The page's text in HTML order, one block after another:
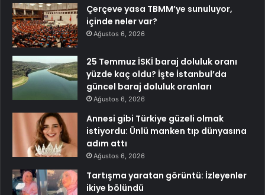
Çerçeve yasa TBMM’ye sunuluyor,
içinde neler var?
Ağustos 6, 2026
25 Temmuz İSKİ baraj doluluk oranı
yüzde kaç oldu? İşte İstanbul’da
güncel baraj doluluk oranları
Ağustos 6, 2026
Annesi gibi Türkiye güzeli olmak
istiyordu: Ünlü manken tıp dünyasına
adım attı
Ağustos 6, 2026
Tartışma yaratan görüntü: İzleyenler
ikiye bölündü